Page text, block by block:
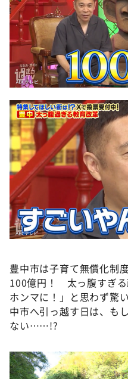
豊中市は子育て無償化制
100億円！ 太っ腹すぎる
ホンマに！」と思わず驚
中市へ引っ越す日は、も
ない……!?